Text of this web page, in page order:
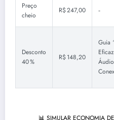
Preço
cheio
R$ 247,00 ‑
Desconto
40 %
R$ 148,20
Guia
📊 SIMULAR ECONOMIA